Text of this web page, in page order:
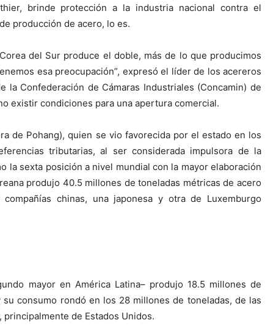
brinde protección a la industria nacional contra el
producción de acero, lo es.
del Sur produce el doble, más de lo que producimos
esa preocupación”, expresó el líder de los acereros
la Confederación de Cámaras Industriales (Concamin) de
existir condiciones para una apertura comercial.
de Pohang), quien se vio favorecida por el estado en los
tributarias, al ser considerada impulsora de la
la sexta posición a nivel mundial con la mayor elaboración
produjo 40.5 millones de toneladas métricas de acero
chinas, una japonesa y otra de Luxemburgo
mayor en América Latina– produjo 18.5 millones de
consumo rondó en los 28 millones de toneladas, de las
de Estados Unidos.